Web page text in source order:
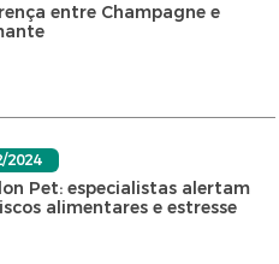
entre Champagne e
2024
Pet: especialistas alertam
alimentares e estresse